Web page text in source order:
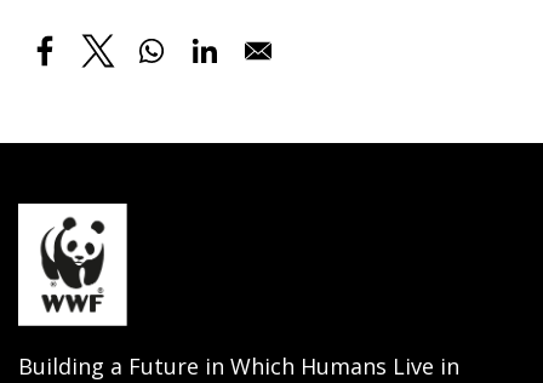
Building a Future in Which Humans Live in